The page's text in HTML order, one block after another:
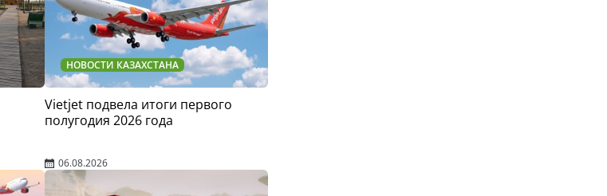
НОВОСТИ КАЗАХСТАНА
Vietjet подвела итоги первого
полугодия 2026 года
06.08.2026